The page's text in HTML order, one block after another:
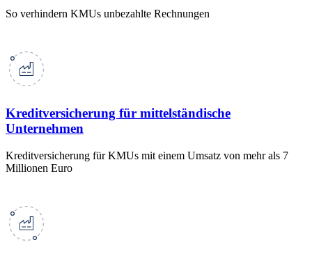
So verhindern KMUs unbezahlte Rechnungen
Kreditversicherung für mittelständische
Unternehmen
Kreditversicherung für KMUs mit einem Umsatz von mehr als 7
Millionen Euro